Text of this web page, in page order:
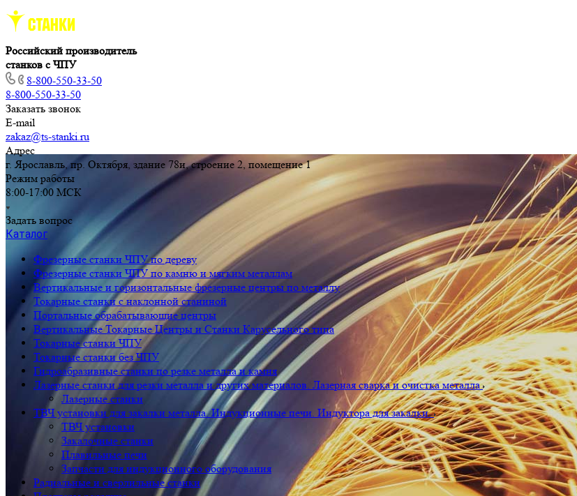
Российский производитель
станков с ЧПУ
8-800-550-33-50
8-800-550-33-50
Заказать звонок
E-mail
zakaz@ts-stanki.ru
Адрес
г. Ярославль, пр. Октября, здание 78и, строение 2, помещение 1
Режим работы
8:00-17:00 МСК
Задать вопрос
Каталог
Фрезерные станки ЧПУ по дереву
Фрезерные станки ЧПУ по камню и мягким металлам
Вертикальные и горизонтальные фрезерные центры по металлу
Токарные станки с наклонной станиной
Портальные обрабатывающие центры
Вертикальные Токарные Центры и Станки Карусельного типа
Токарные станки ЧПУ
Токарные станки без ЧПУ
Гидроабразивные станки по резке металла и камня
Лазерные станки для резки металла и других материалов. Лазерная сварка и очистка металла
Лазерные станки
ТВЧ установки для закалки металла. Индукционные печи. Индуктора для закалки.
ТВЧ установки
Закалочные станки
Плавильные печи
Запчасти для индукционного оборудования
Радиальные и сверлильные станки